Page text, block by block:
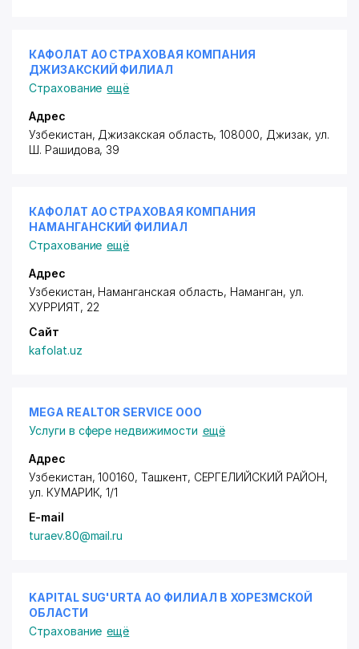
КАФОЛАТ АО СТРАХОВАЯ КОМПАНИЯ
ДЖИЗАКСКИЙ ФИЛИАЛ
Страхование ещё
Адрес
Узбекистан, Джизакская область, 108000, Джизак, ул.
Ш. Рашидова, 39
КАФОЛАТ АО СТРАХОВАЯ КОМПАНИЯ
НАМАНГАНСКИЙ ФИЛИАЛ
Страхование ещё
Адрес
Узбекистан, Наманганская область, Наманган, ул.
ХУРРИЯТ, 22
Сайт
kafolat.uz
MEGA REALTOR SERVICE ООО
Услуги в сфере недвижимости ещё
Адрес
Узбекистан, 100160, Ташкент, СЕРГЕЛИЙСКИЙ РАЙОН,
ул. КУМАРИК, 1/1
E-mail
turaev.80@mail.ru
KAPITAL SUG'URTA АО ФИЛИАЛ В ХОРЕЗМСКОЙ
ОБЛАСТИ
Страхование ещё